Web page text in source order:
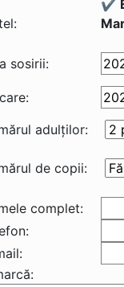
✔️
sosirii:
adulţilor:
de copii:
complet: